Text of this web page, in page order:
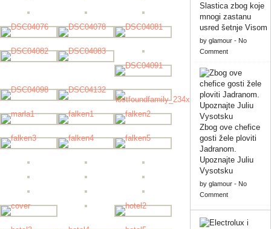
Slastica zbog koje
mnogi zastanu
usred šetnje Visom
by glamour- No
Comment
Zbog ove chefice
gosti žele ploviti
Jadranom.
Upoznajte Juliu
Vysotsku
by glamour- No
Comment